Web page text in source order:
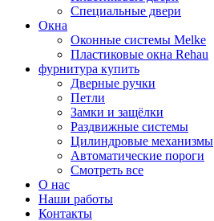
Специальные двери
Окна
Оконные системы Melke
Пластиковые окна Rehau
фурнитура купить
Дверные ручки
Петли
Замки и защёлки
Раздвижные системы
Цилиндровые механизмы
Автоматические пороги
Смотреть все
О нас
Наши работы
Контакты